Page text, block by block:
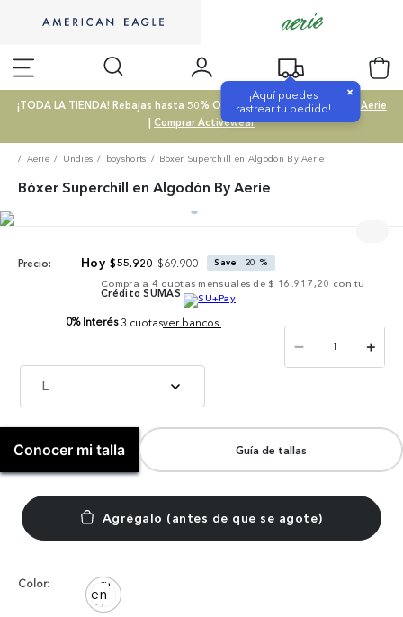
¡Aquí puedes
rastrear tu pedido!
×
¡TODA LA TIENDA! Rebajas hasta 50% OFF |Comprar SALE|Comprar Aerie
| Comprar Activewear
Aerie Undies boyshorts Bóxer Superchill en Algodón By Aerie
Bóxer Superchill en Algodón By Aerie
Precio: $55.920 $69.900 Save 20 %
Compra a 4 cuotas mensuales de $ 16.917,20 con tu
Crédito SUMAS
0% Interés 3 cuotasver bancos.
L
＋
－
Conocer mi talla Guía de tallas
Color: